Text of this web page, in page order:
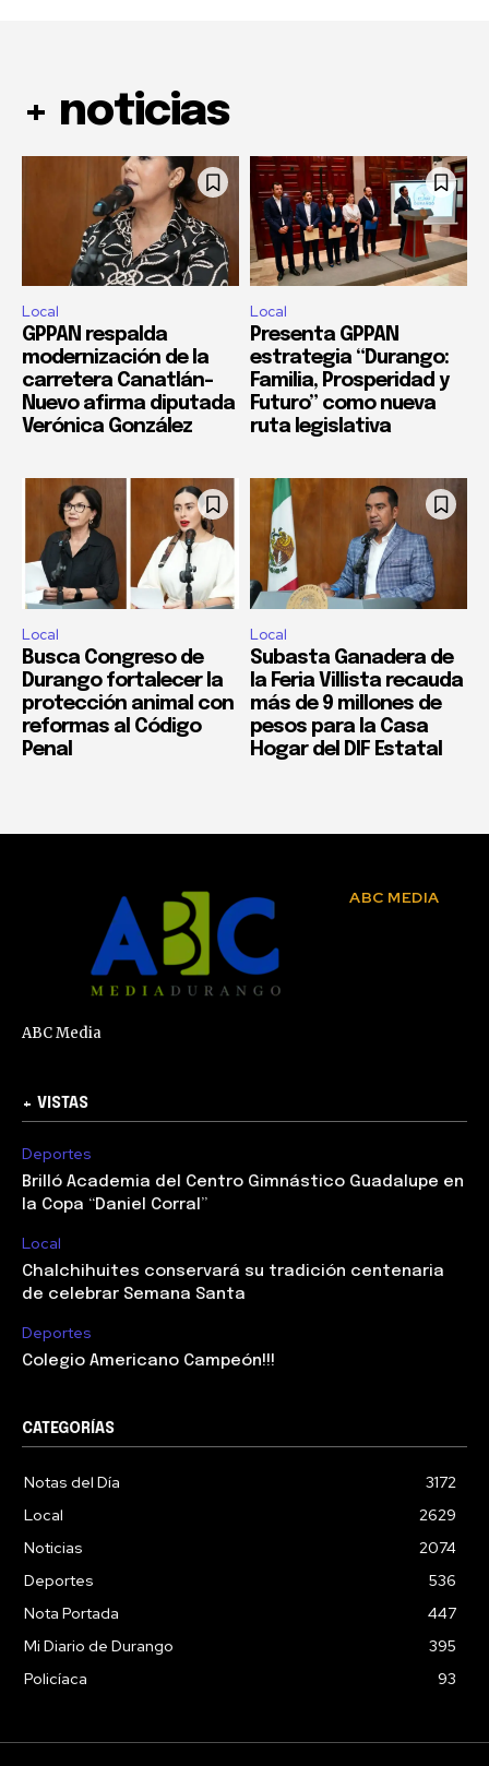
+ noticias
Local
GPPAN respalda
modernización de la
carretera Canatlán–
Nuevo afirma diputada
Verónica González
Local
Presenta GPPAN
estrategia “Durango:
Familia, Prosperidad y
Futuro” como nueva
ruta legislativa
Local
Busca Congreso de
Durango fortalecer la
protección animal con
reformas al Código
Penal
Local
Subasta Ganadera de
la Feria Villista recauda
más de 9 millones de
pesos para la Casa
Hogar del DIF Estatal
ABC MEDIA
ABC Media
+ VISTAS
Deportes
Brilló Academia del Centro Gimnástico Guadalupe en
la Copa “Daniel Corral”
Local
Chalchihuites conservará su tradición centenaria
de celebrar Semana Santa
Deportes
Colegio Americano Campeón!!!
CATEGORÍAS
Notas del Día
3172
Local
2629
Noticias
2074
Deportes
536
Nota Portada
447
Mi Diario de Durango
395
Policíaca
93